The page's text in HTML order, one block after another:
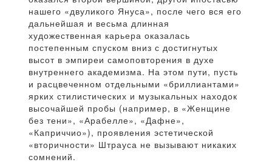
нашего «двуликого Януса», после чего вся его
дальнейшая и весьма длинная
художественная карьера оказалась
постепенным спуском вниз с достигнутых
высот в эмпиреи самоповторения в духе
внутреннего академизма. На этом пути, пусть
и расцвеченном отдельными «бриллиантами»
ярких стилистических и музыкальных находок
высочайшей пробы (например, в «Женщине
без тени», «Арабелле», «Дафне»,
«Каприччио»), проявления эстетической
«вторичности» Штрауса не вызывают никаких
сомнений.